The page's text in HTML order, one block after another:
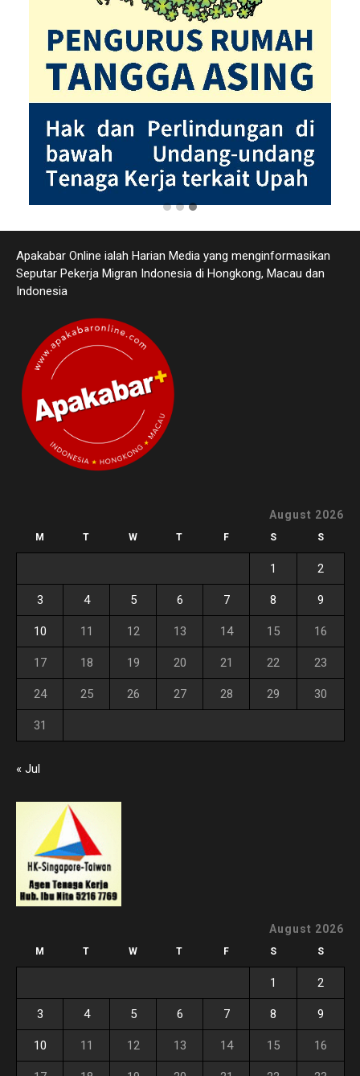
Apakabar Online ialah Harian Media yang menginformasikan
Seputar Pekerja Migran Indonesia di Hongkong, Macau dan
Indonesia
August 2026
M T W T F S S
1 2
3 4 5 6 7 8 9
10 11 12 13 14 15 16
17 18 19 20 21 22 23
24 25 26 27 28 29 30
31
« Jul
August 2026
M T W T F S S
1 2
3 4 5 6 7 8 9
10 11 12 13 14 15 16